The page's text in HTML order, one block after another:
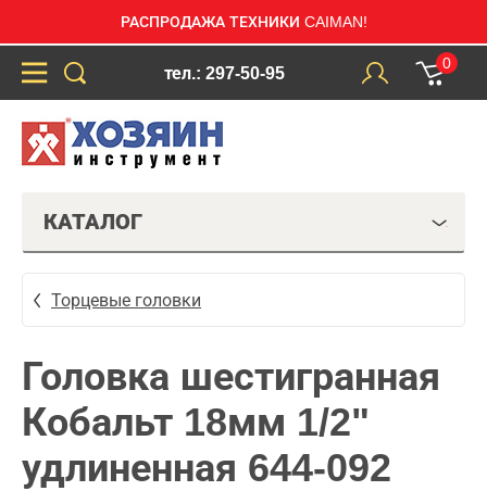
РАСПРОДАЖА ТЕХНИКИ CAIMAN!
тел.: 297-50-95
0
КАТАЛОГ
Торцевые головки
Головка шестигранная
Кобальт 18мм 1/2"
удлиненная 644-092